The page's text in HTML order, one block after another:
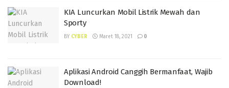
KIA Luncurkan Mobil Listrik Mewah dan
Sporty
BY CYBER Maret 18, 2021 0
Aplikasi Android Canggih Bermanfaat, Wajib
Download!